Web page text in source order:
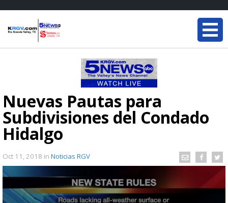
Nuevas Pautas para
Subdivisiones del Condado
Hidalgo
Oct 11, 2018 in Noticias RGV